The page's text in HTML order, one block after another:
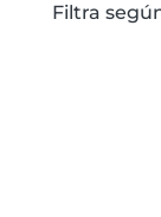
Filtra